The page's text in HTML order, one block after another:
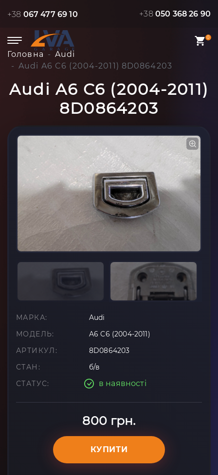
+38 067 477 69 10 +38 050 368 26 90
0
Головна
Audi
Audi A6 C6 (2004-2011) 8D0864203
Audi A6 C6 (2004-2011)
8D0864203
МАРКА:
Audi
МОДЕЛЬ:
A6 C6 (2004-2011)
АРТИКУЛ:
8D0864203
СТАН:
б/в
СТАТУС:
в наявності
800 грн.
КУПИТИ